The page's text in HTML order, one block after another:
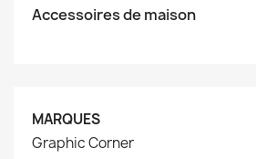
Accessoires de maison
MARQUES
Graphic Corner